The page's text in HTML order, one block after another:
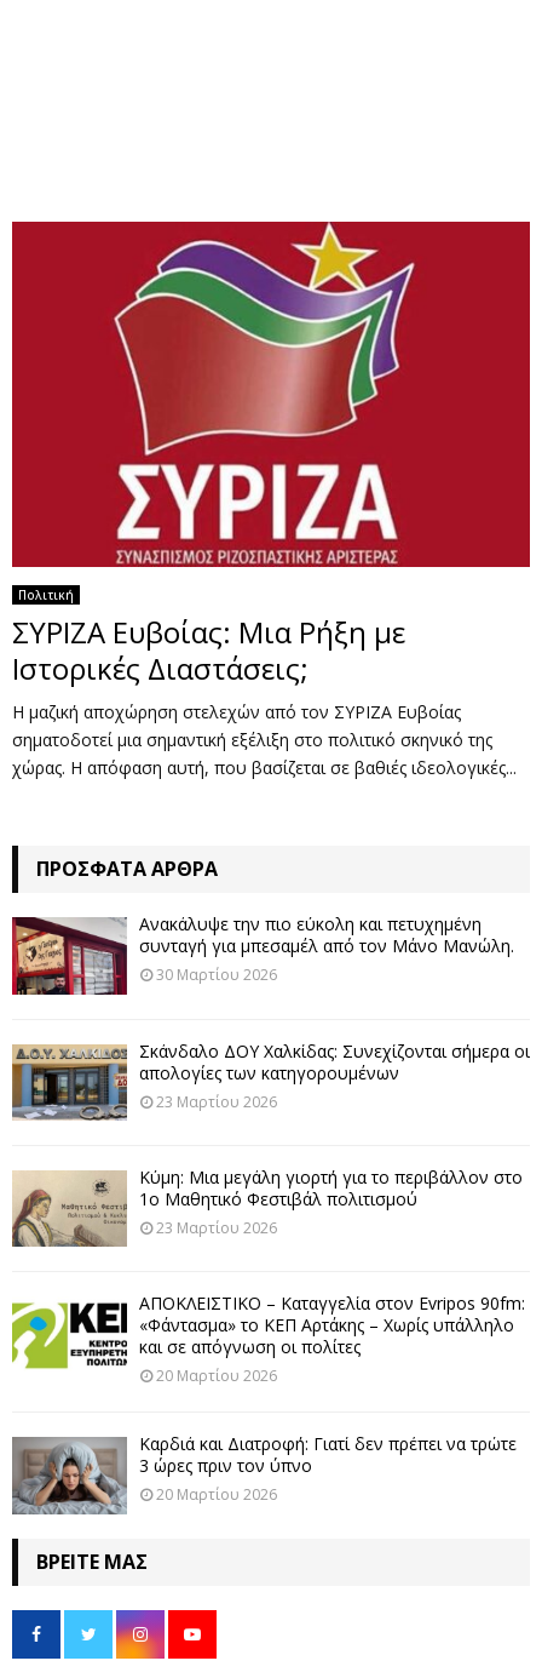
U
Πολιτική
ΣΥΡΙΖΑ Ευβοίας: Μια Ρήξη με
Ιστορικές Διαστάσεις;
Η μαζική αποχώρηση στελεχών από τον ΣΥΡΙΖΑ Ευβοίας
σηματοδοτεί μια σημαντική εξέλιξη στο πολιτικό σκηνικό της
χώρας. Η απόφαση αυτή, που βασίζεται σε βαθιές ιδεολογικές...
ΠΡΌΣΦΑΤΑ ΆΡΘΡΑ
Ανακάλυψε την πιο εύκολη και πετυχημένη
συνταγή για μπεσαμέλ από τον Μάνο Μανώλη.
30 Μαρτίου 2026
Σκάνδαλο ΔΟΥ Χαλκίδας: Συνεχίζονται σήμερα οι
απολογίες των κατηγορουμένων
23 Μαρτίου 2026
Κύμη: Μια μεγάλη γιορτή για το περιβάλλον στο
1ο Μαθητικό Φεστιβάλ πολιτισμού
23 Μαρτίου 2026
ΑΠΟΚΛΕΙΣΤΙΚΟ – Καταγγελία στον Evripos 90fm:
«Φάντασμα» το ΚΕΠ Αρτάκης – Χωρίς υπάλληλο
και σε απόγνωση οι πολίτες
20 Μαρτίου 2026
Καρδιά και Διατροφή: Γιατί δεν πρέπει να τρώτε
3 ώρες πριν τον ύπνο
20 Μαρτίου 2026
ΒΡΕΊΤΕ ΜΑΣ